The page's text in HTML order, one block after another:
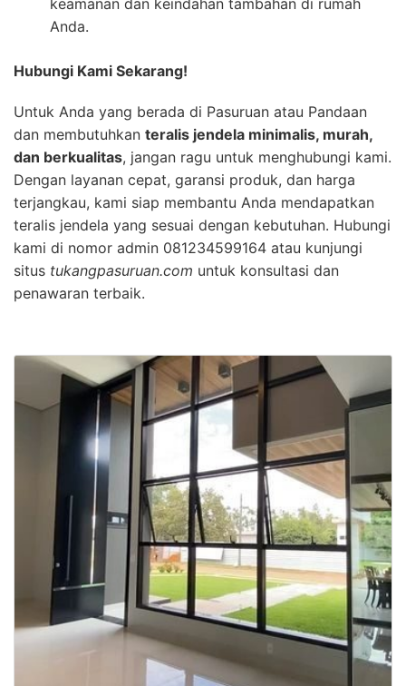
keamanan dan keindahan tambahan di rumah
Anda.
Hubungi Kami Sekarang!
Untuk Anda yang berada di Pasuruan atau Pandaan
dan membutuhkan teralis jendela minimalis, murah,
dan berkualitas, jangan ragu untuk menghubungi kami.
Dengan layanan cepat, garansi produk, dan harga
terjangkau, kami siap membantu Anda mendapatkan
teralis jendela yang sesuai dengan kebutuhan. Hubungi
kami di nomor admin 081234599164 atau kunjungi
situs tukangpasuruan.com untuk konsultasi dan
penawaran terbaik.